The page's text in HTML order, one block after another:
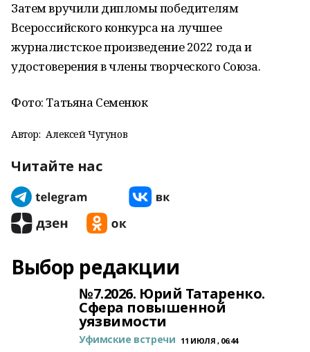
Затем вручили дипломы победителям
Всероссийского конкурса на лучшее
журналистское произведение 2022 года и
удостоверения в члены творческого Союза.
Фото: Татьяна Семенюк
Автор: Алексей Чугунов
Читайте нас
Выбор редакции
№7.2026. Юрий Татаренко.
Сфера повышенной
уязвимости
Уфимские встречи 11 ИЮЛЯ , 06:44